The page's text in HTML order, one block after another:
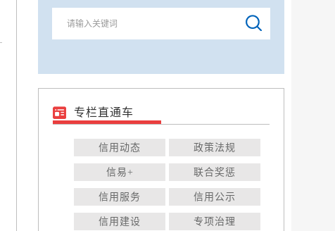
专栏直通车
信用动态 政策法规
信易+ 联合奖惩
信用服务 信用公示
信用建设 专项治理